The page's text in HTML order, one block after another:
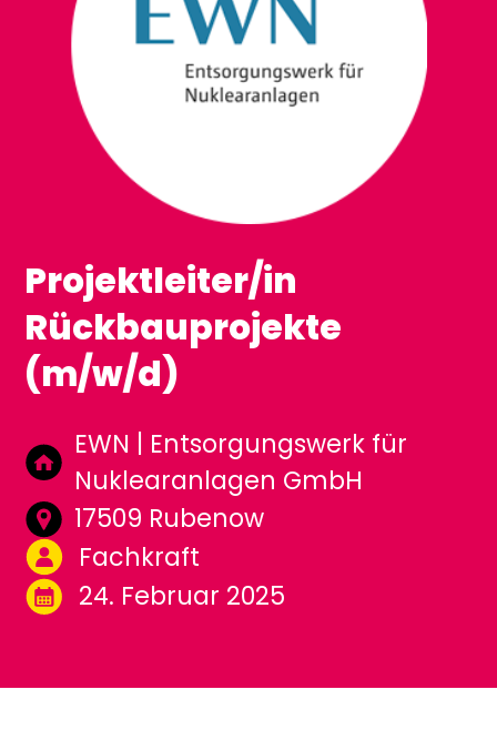
Projektleiter/in
Rückbauprojekte
(m/w/d)
EWN | Entsorgungswerk für
Nuklearanlagen GmbH
17509 Rubenow
Fachkraft
24. Februar 2025